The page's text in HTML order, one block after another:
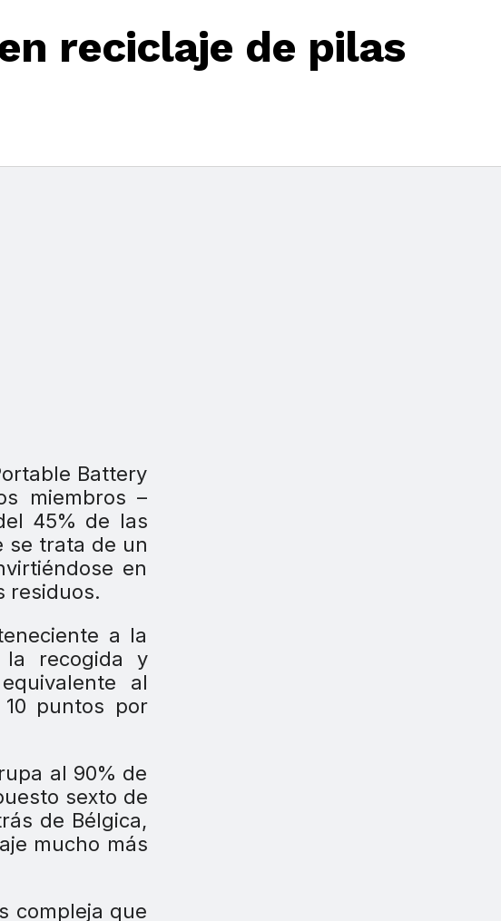
reciclaje de pilas
Battery
miembros –
45% de las
se trata de un
en
residuos.
a la
la recogida y
al
puntos por
al 90% de
sexto de
de Bélgica,
mucho más
compleja que